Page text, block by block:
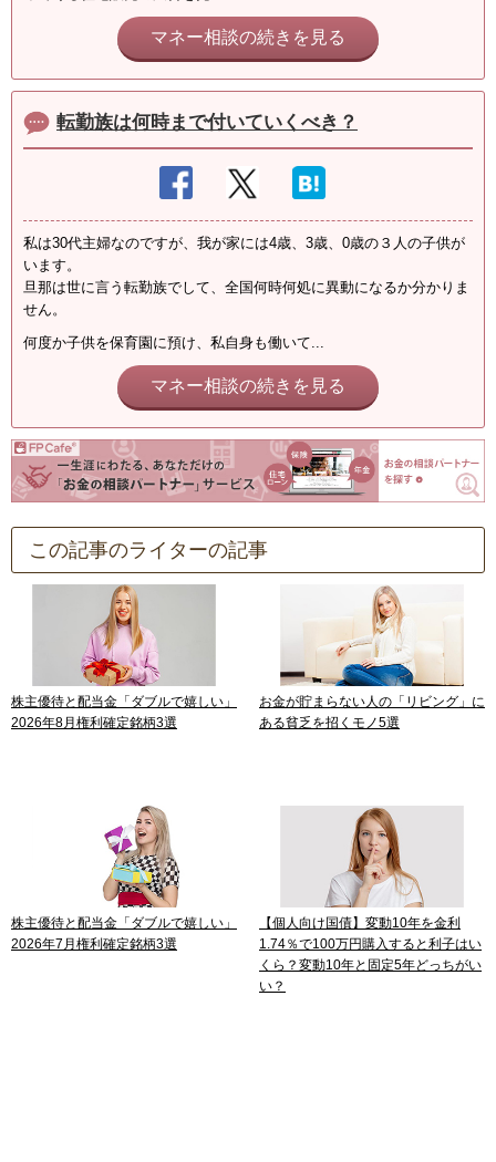
マネー相談の続きを見る
転勤族は何時まで付いていくべき？
私は30代主婦なのですが、我が家には4歳、3歳、0歳の３人の子供が
います。
旦那は世に言う転勤族でして、全国何時何処に異動になるか分かりま
せん。
何度か子供を保育園に預け、私自身も働いて...
マネー相談の続きを見る
この記事のライターの記事
株主優待と配当金「ダブルで嬉しい」
2026年8月権利確定銘柄3選
お金が貯まらない人の「リビング」に
ある貧乏を招くモノ5選
株主優待と配当金「ダブルで嬉しい」
2026年7月権利確定銘柄3選
【個人向け国債】変動10年を金利
1.74％で100万円購入すると利子はい
くら？変動10年と固定5年どっちがい
い？